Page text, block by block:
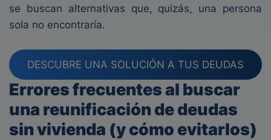
se buscan alternativas que, quizás, una persona
sola no encontraría.
DESCUBRE UNA SOLUCIÓN A TUS DEUDAS
Errores frecuentes al buscar
una reunificación de deudas
sin vivienda (y cómo evitarlos)